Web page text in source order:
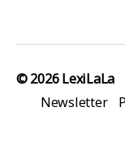
© 2026LexiLaLa
Newsletter